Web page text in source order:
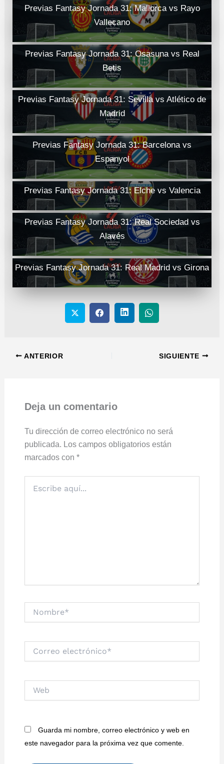
Previas Fantasy Jornada 31: Mallorca vs Rayo
Vallecano
Previas Fantasy Jornada 31: Osasuna vs Real
Betis
Previas Fantasy Jornada 31: Sevilla vs Atlético de
Madrid
Previas Fantasy Jornada 31: Barcelona vs
Espanyol
Previas Fantasy Jornada 31: Elche vs Valencia
Previas Fantasy Jornada 31: Real Sociedad vs
Alavés
Previas Fantasy Jornada 31: Real Madrid vs Girona
ANTERIOR SIGUIENTE
Deja un comentario
Tu dirección de correo electrónico no será
publicada. Los campos obligatorios están
marcados con *
aquí...
electrónico*
Guarda mi nombre, correo electrónico y web en
este navegador para la próxima vez que comente.